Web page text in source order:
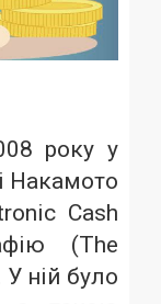
року у
Накамото
Cash
(The
ній було